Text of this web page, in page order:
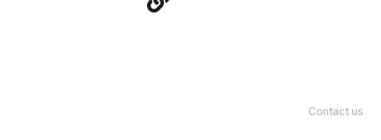
Contact us